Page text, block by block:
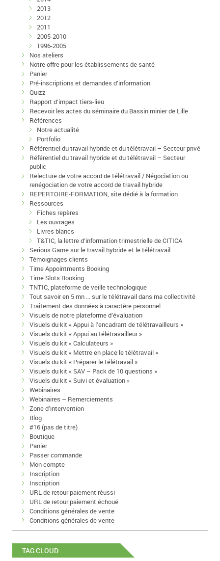
2013
2012
2011
2005-2010
1996-2005
Nos ateliers
Notre offre pour les établissements de santé
Panier
Pré-inscriptions et demandes d’information
Quizz
Rapport d’impact tiers-lieu
Recevoir les actes du séminaire du Bassin minier de Lille
Références
Notre actualité
Portfolio
Référentiel du travail hybride et du télétravail – Secteur privé
Référentiel du travail hybride et du télétravail – Secteur
public
Relecture de votre accord de télétravail / Négociation ou
renégociation de votre accord de travail hybride
REPERTOIRE-FORMATION, site dédié à la formation
Ressources
Fiches repères
Les ouvrages
Livres blancs
T&TIC, la lettre d’information trimestrielle de CITICA
Serious Game sur le travail hybride et le télétravail
Témoignages clients
Time Appointments Booking
Time Slots Booking
TNTIC, plateforme de veille technologique
Tout savoir en 5 mn … sur le télétravail dans ma collectivité
Traitement des données à caractère personnel
Visuels de notre plateforme d’évaluation
Visuels du kit « Appui à l’encadrant de télétravailleurs »
Visuels du kit « Appui au télétravailleur »
Visuels du kit « Calculateurs »
Visuels du kit « Mettre en place le télétravail »
Visuels du kit « Préparer le télétravail »
Visuels du kit « SAV – Pack de 10 questions »
Visuels du kit « Suivi et évaluation »
Webinaires
Webinaires – Remerciements
Zone d’intervention
Blog
#16 (pas de titre)
Boutique
Panier
Passer commande
Mon compte
Inscription
Inscription
URL de retour paiement réussi
URL de retour paiement échoué
Conditions générales de vente
Conditions générales de vente
TAG CLOUD